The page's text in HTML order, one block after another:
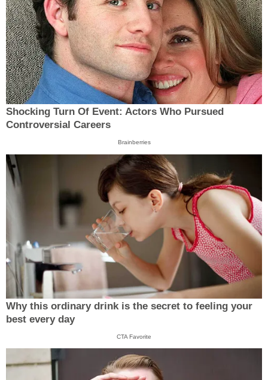
Shocking Turn Of Event: Actors Who Pursued
Controversial Careers
Brainberries
Why this ordinary drink is the secret to feeling your
best every day
CTA Favorite